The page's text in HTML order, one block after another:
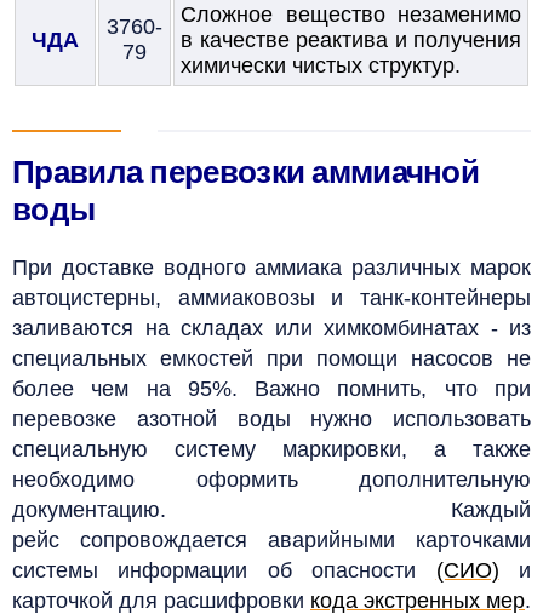
ЧДА
3760-
79
Сложное вещество незаменимо
в качестве реактива и получения
химически чистых структур.
Правила перевозки аммиачной
воды
При доставке водного аммиака различных марок
автоцистерны, аммиаковозы и танк-контейнеры
заливаются на складах или химкомбинатах - из
специальных емкостей при помощи насосов не
более чем на 95%. Важно помнить, что при
перевозке азотной воды нужно использовать
специальную систему маркировки, а также
необходимо оформить дополнительную
документацию. Каждый
рейс сопровождается аварийными карточками
системы информации об опасности (СИО) и
карточкой для расшифровки кода экстренных мер.